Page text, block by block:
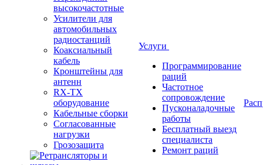
высокочастотные
Усилители для
автомобильных
радиостанций
Коаксиальный
кабель
Кронштейны для
антенн
RX-TX
оборудование
Кабельные сборки
Согласованные
нагрузки
Грозозащита
Услуги
Программирование
раций
Частотное
сопровождение
Пусконаладочные
работы
Бесплатный выезд
специалиста
Ремонт раций